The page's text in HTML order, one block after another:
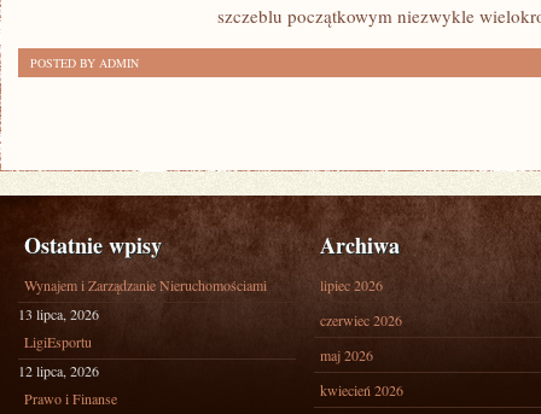
szczeblu początkowym niezwykle
POSTED BY ADMIN
Ostatnie wpisy
Wynajem i Zarządzanie Nieruchomościami
13 lipca, 2026
LigiEsportu
12 lipca, 2026
Prawo i Finanse
Archiwa
lipiec 2026
czerwiec 2026
maj 2026
kwiecień 2026